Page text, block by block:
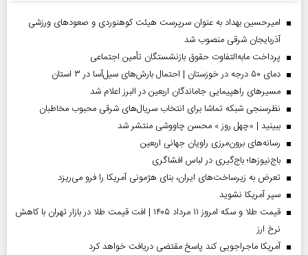
امیرحسین بهداد به عنوان سرپرست هیئت کوهنوردی و صعودهای ورزشی
آذربایجان شرقی منصوب شد
پرداخت مابه‌التفاوت حقوق بازنشستگان تأمین اجتماعی
دمای ۵۰ درجه در خوزستان | احتمال بارش‌های سیل‌آسا در ۳ استان
مسیر‌های راهپیمایی جاماندگان اربعین در البرز اعلام شد
نظرسنجی شبکه تماشا برای انتخاب سریال‌های شرقی محبوب مخاطبان
ببینید | «چهل روز » محسن چاووشی منتشر شد
رسانه‌های برون‌مرزی راویان جهانی اربعین
باج‌نیوزها؛ باج‌گیری در لباس افشاگری
تعرض به زیرساخت‌های ایران، بنای هژمونی آمریکا را فرو می‌ریزد
سپر آمریکا نشوید
قیمت طلا و سکه امروز ۱۱ مرداد ۱۴۰۵ | افت قیمت طلا در بازار تهران با کاهش
نرخ ارز
آمریکا ماجراجویی کند پاسخ مقتضی دریافت خواهد کرد